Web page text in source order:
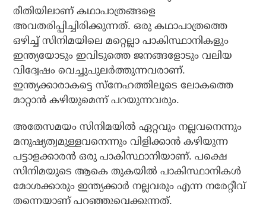
രീതിയിലാണ് കഥാപാത്രങ്ങളെ
അവതരിപ്പിച്ചിരിക്കുന്നത്. ഒരു കഥാപാത്രത്തെ
ഒഴിച്ച് സിനിമയിലെ മറ്റെല്ലാ പാകിസ്ഥാനികളും
ഇന്ത്യയോടും ഇവിടുത്തെ ജനങ്ങളോടും വലിയ
വിദ്വേഷം വെച്ചുപുലര്‍ത്തുന്നവരാണ്.
ഇന്ത്യക്കാരാകട്ടെ സ്‌നേഹത്തിലൂടെ ലോകത്തെ
മാറ്റാന്‍ കഴിയുമെന്ന് പറയുന്നവരും.
അതേസമയം സിനിമയില്‍ ഏറ്റവും നല്ലവനെന്നും
മനുഷ്യത്വമുള്ളവനെന്നും വിളിക്കാന്‍ കഴിയുന്ന
പട്ടാളക്കാരന്‍ ഒരു പാകിസ്ഥാനിയാണ്. പക്ഷെ
സിനിമയുടെ ആകെ തുകയില്‍ പാകിസ്ഥാനികള്‍
മോശക്കാരും ഇന്ത്യക്കാര്‍ നല്ലവരും എന്ന നരേറ്റീവ്
തന്നെയാണ് പറഞ്ഞുവെക്കുന്നത്.